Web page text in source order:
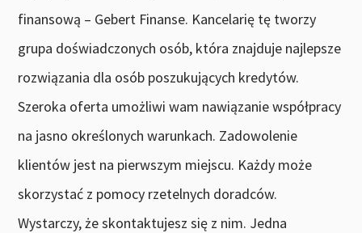
finansową – Gebert Finanse. Kancelarię tę tworzy
grupa doświadczonych osób, która znajduje najlepsze
rozwiązania dla osób poszukujących kredytów.
Szeroka oferta umożliwi wam nawiązanie współpracy
na jasno określonych warunkach. Zadowolenie
klientów jest na pierwszym miejscu. Każdy może
skorzystać z pomocy rzetelnych doradców.
Wystarczy, że skontaktujesz się z nim. Jedna